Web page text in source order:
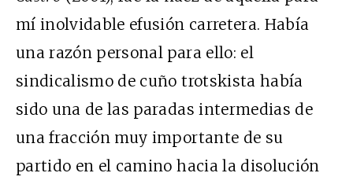
mí inolvidable efusión carretera. Había
una razón personal para ello: el
sindicalismo de cuño trotskista había
sido una de las paradas intermedias de
una fracción muy importante de su
partido en el camino hacia la disolución